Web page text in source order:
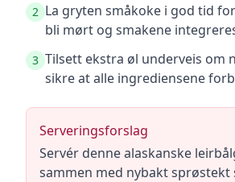
2 La gryten småkoke i god tid
bli mørt og smakene
3 Tilsett ekstra øl underveis om
sikre at alle ingrediensene
Serveringsforslag
Servér denne alaskanske
sammen med nybakt